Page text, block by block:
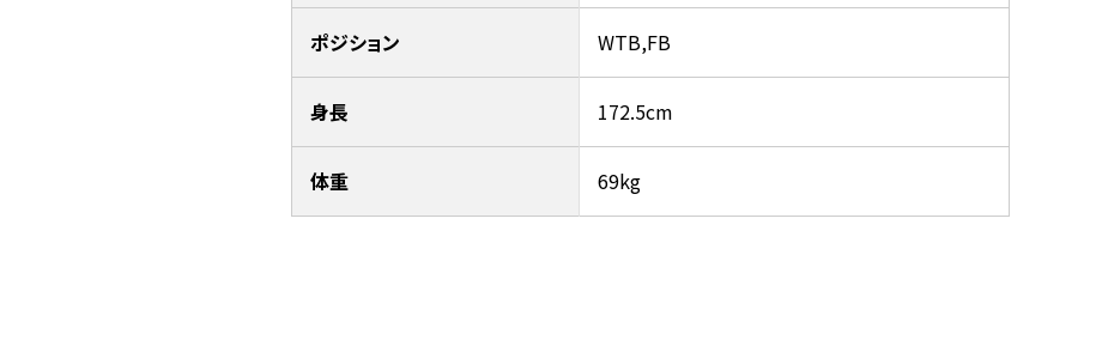
ポジション WTB,FB
身長 172.5cm
体重 69kg